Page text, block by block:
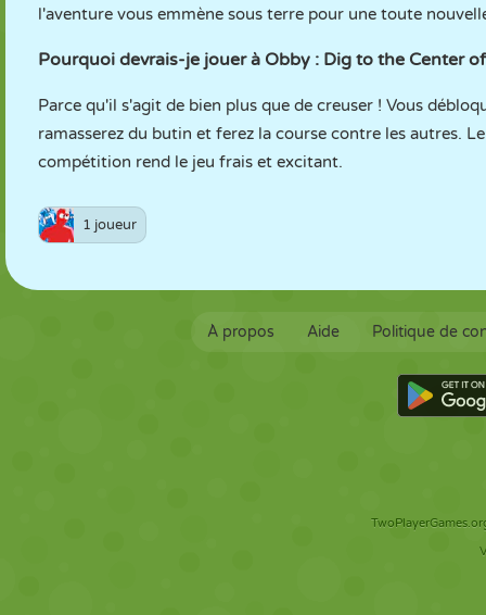
l'aventure vous emmène sous terre pour une toute
Pourquoi devrais-je jouer à Obby : Dig to the Center
Parce qu'il s'agit de bien plus que de creuser ! Vous
ramasserez du butin et ferez la course contre les autres.
compétition rend le jeu frais et excitant.
1 joueur
À propos Aide Politique de